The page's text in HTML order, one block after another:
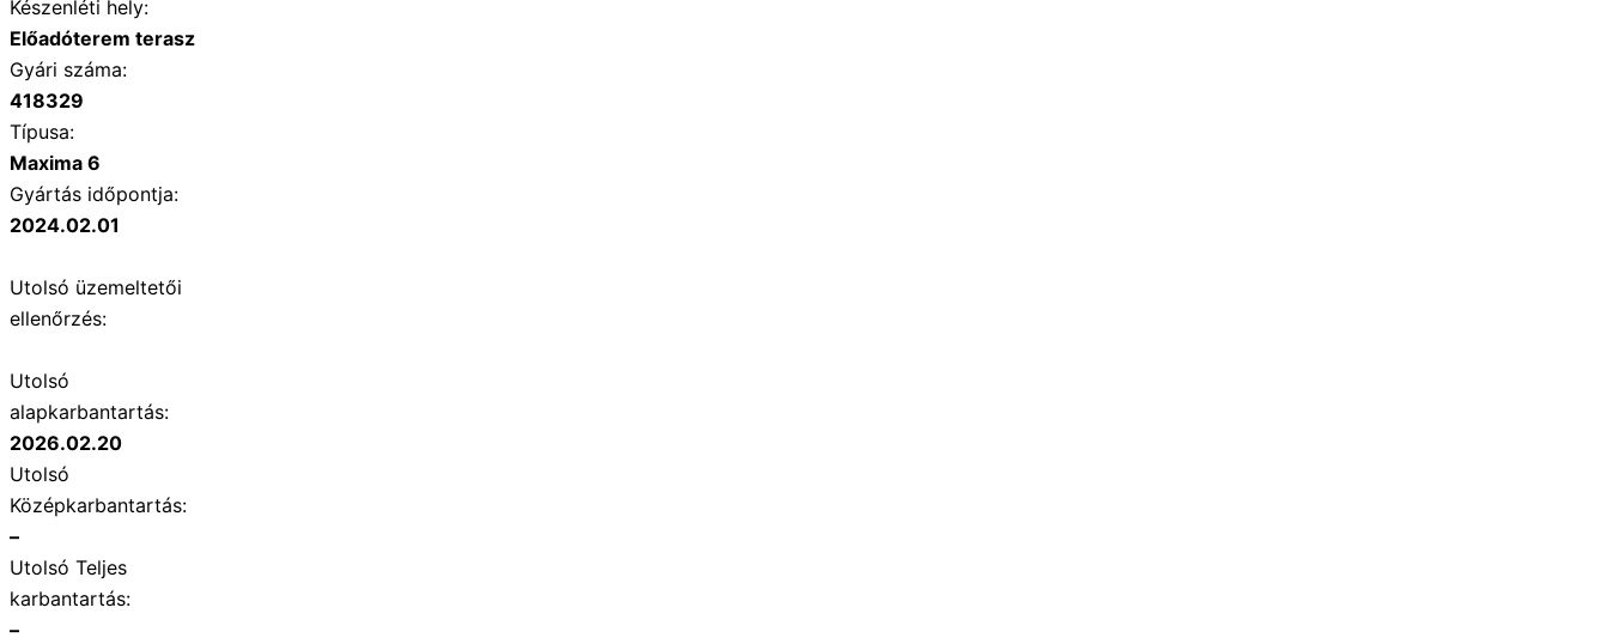
Készenléti hely:
Előadóterem terasz
Gyári száma:
418329
Típusa:
Maxima 6
Gyártás időpontja:
2024.02.01
Utolsó üzemeltetői
ellenőrzés:
Utolsó
alapkarbantartás:
2026.02.20
Utolsó
Középkarbantartás:
–
Utolsó Teljes
karbantartás:
–